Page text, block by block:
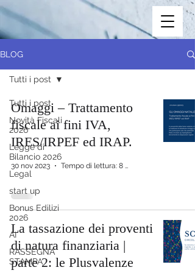
BLOG
Tutti i post
Novità Fiscali
2026
Legge di
Bilancio 2026
Legal
start up
Bonus Edilizi
2026
AI
RASSEGNA
STAMPA
Tutti i post
Omaggi – Trattamento
fiscale ai fini IVA,
IRES/IRPEF ed IRAP.
30 nov 2023 Tempo di lettura: 8 min
La tassazione dei proventi
di natura finanziaria |
parte 2: le Plusvalenze